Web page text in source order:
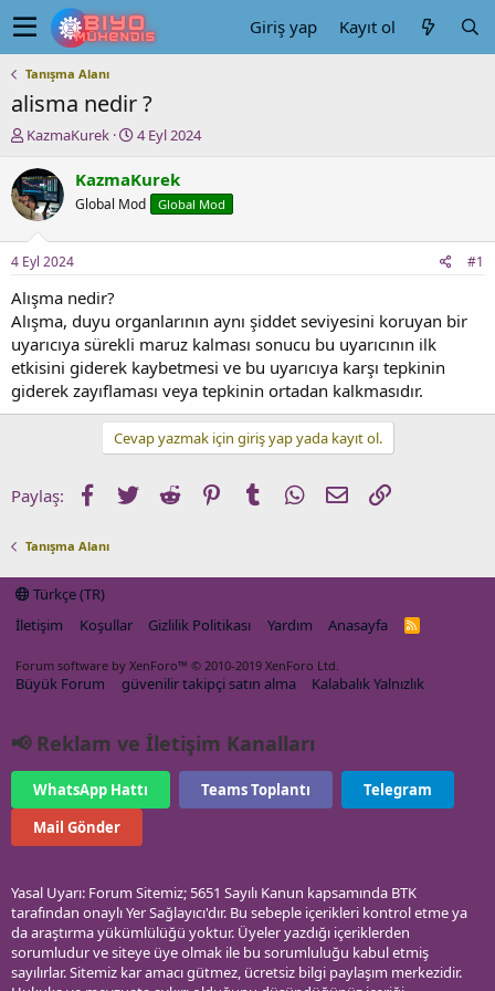
Giriş yap Kayıt ol
Tanışma Alanı
alisma nedir ?
K
n
u
y
b
a
ş
a
t
a
n
KazmaKurek
B
ş
a
a
r
i
h
i
4 Eyl 2024
KazmaKurek
Global Mod Global Mod
4 Eyl 2024 #1
Alışma nedir?
Alışma, duyu organlarının aynı şiddet seviyesini koruyan bir
uyarıcıya sürekli maruz kalması sonucu bu uyarıcının ilk
etkisini giderek kaybetmesi ve bu uyarıcıya karşı tepkinin
giderek zayıflaması veya tepkinin ortadan kalkmasıdır.
Cevap yazmak için giriş yap yada kayıt ol.
Paylaş: Facebook
TwitterReddit PinterestTumblrWhatsApp
E-postaLink
Tanışma Alanı
Türkçe (TR)
İletişim
Koşullar Gizlilik Politikası Yardım Anasayfa
R
Forum software by XenForo™ © 2010-2019 XenForo Ltd.
Büyük Forum güvenilir takipçi satın alma Kalabalık Yalnızlık
📢 Reklam ve İletişim Kanalları
WhatsApp Hattı Teams Toplantı
Telegram
Mail Gönder
Yasal Uyarı: Forum Sitemiz; 5651 Sayılı Kanun kapsamında BTK
tarafından onaylı Yer Sağlayıcı'dır. Bu sebeple içerikleri kontrol etme ya
da araştırma yükümlülüğü yoktur. Üyeler yazdığı içeriklerden
sorumludur ve siteye üye olmak ile bu sorumluluğu kabul etmiş
sayılırlar. Sitemiz kar amacı gütmez, ücretsiz bilgi paylaşım merkezidir.